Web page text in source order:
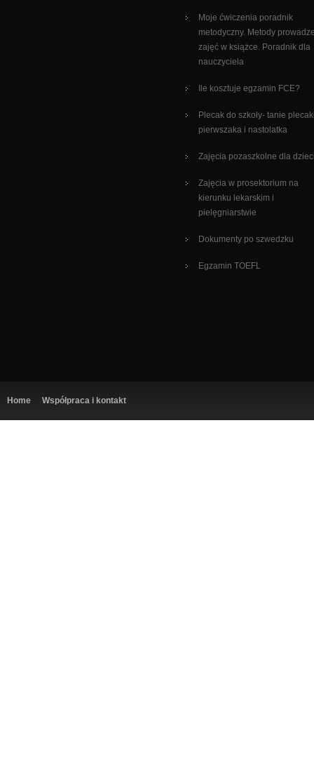
Moje ćwiczenia poradnik
metodyczny. Metody
zajęć w książce. Poradnik dla
nauczyciela
Ile kosztuje egzamin FCE?
Plecak do szkoły- tanie
pierwszaka i nastolatka
Zajęcia pozaszkolne dla
Zajęcia w prosektorium na
kierunku lekarskim i
pielęgniarstwie
Dokumenty po szwedzku
Egzamin TOEFL
Home Współpraca i kontakt